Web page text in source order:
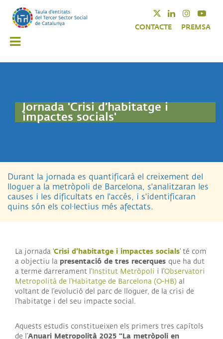
TwitterLinkedin
CONTACTE PREMSA
Durant la jornada es quantificarà el creixement del
lloguer a la metròpoli de Barcelona, s'analitzaran les
causes i les dificultats en l'accés, i s'identificaran
quins són els col·lectius més afectats.
Jornada 'Crisi d’habitatge i
impactes socials'
La jornada 'Crisi d’habitatge i impactes socials' té com
a objectiu la presentació de tres recerques que ha dut
a terme darrerament l’ Institut Metròpoli i l’Observatori
Metropolità de l’Habitatge de Barcelona (O-HB) al
voltant de l’evolució del parc de lloguer, de la crisi de
l’habitatge i del seu impacte social.
Aquests estudis constitueixen els primers tres capítols
de l’Anuari Metropolità 2025 "La metròpoli en